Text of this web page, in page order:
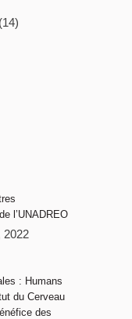
(14)
l’UNADREO
2022
: Humans
du Cerveau
des